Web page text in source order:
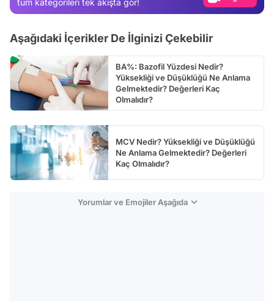
tüm kategorileri tek akışta gör!
Aşağıdaki İçerikler De İlginizi Çekebilir
BA%: Bazofil Yüzdesi Nedir?
Yüksekliği ve Düşüklüğü Ne Anlama
Gelmektedir? Değerleri Kaç
Olmalıdır?
MCV Nedir? Yüksekliği ve Düşüklüğü
Ne Anlama Gelmektedir? Değerleri
Kaç Olmalıdır?
Yorumlar ve Emojiler Aşağıda